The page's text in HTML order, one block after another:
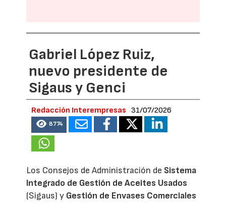
Gabriel López Ruiz,
nuevo presidente de
Sigaus y Genci
Redacción Interempresas 31/07/2026
8774
Los Consejos de Administración de Sistema
Integrado de Gestión de Aceites Usados
(Sigaus) y Gestión de Envases Comerciales